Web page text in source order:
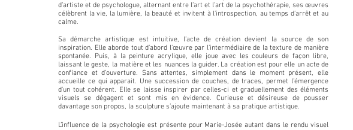
d’artiste et de psychologue, alternant entre l’art et l’art de la psychothérapie, ses œuvres
célèbrent la vie, la lumière, la beauté et invitent à l’introspection, au temps d’arrêt et au
calme.
Sa démarche artistique est intuitive, l’acte de création devient la source de son
inspiration. Elle aborde tout d’abord l’œuvre par l’intermédiaire de la texture de manière
spontanée. Puis, à la peinture acrylique, elle joue avec les couleurs de façon libre,
laissant le geste, la matière et les nuances la guider. La création est pour elle un acte de
confiance et d’ouverture. Sans attentes, simplement dans le moment présent, elle
accueille ce qui apparait. Une succession de couches, de traces, permet l’émergence
d’un tout cohérent. Elle se laisse inspirer par celles-ci et graduellement des éléments
visuels se dégagent et sont mis en évidence. Curieuse et désireuse de pousser
davantage son propos, la sculpture s’ajoute maintenant à sa pratique artistique.
L’influence de la psychologie est présente pour Marie-Josée autant dans le rendu visuel